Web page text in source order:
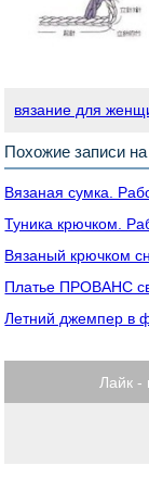
вязание для
Похожие записи
Вязаная сумка.
Туника крючком.
Вязаный крючком
Платье ПРОВАНС
Летний джемпер в
Лайк -